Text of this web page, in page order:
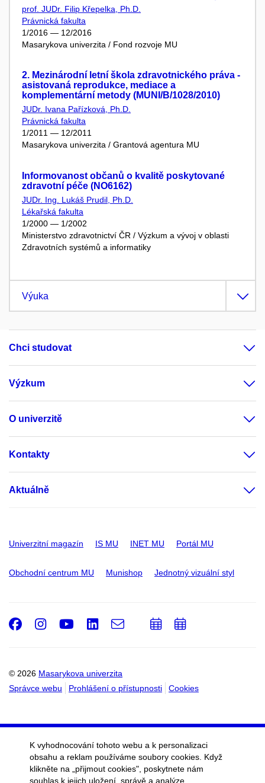
prof. JUDr. Filip Křepelka, Ph.D.
Právnická fakulta
1/2016 — 12/2016
Masarykova univerzita / Fond rozvoje MU
2. Mezinárodní letní škola zdravotnického práva -
asistovaná reprodukce, mediace a
komplementární metody (MUNI/B/1028/2010)
JUDr. Ivana Pařízková, Ph.D.
Právnická fakulta
1/2011 — 12/2011
Masarykova univerzita / Grantová agentura MU
Informovanost občanů o kvalitě poskytované
zdravotní péče (NO6162)
JUDr. Ing. Lukáš Prudil, Ph.D.
Lékařská fakulta
1/2000 — 1/2002
Ministerstvo zdravotnictví ČR / Výzkum a vývoj v oblasti
Zdravotních systémů a informatiky
Výuka
Chci studovat
Výzkum
O univerzitě
Kontakty
Aktuálně
Univerzitní magazín IS MU INET MU Portál MU
Obchodní centrum MU Munishop Jednotný vizuální styl
© 2026 Masarykova univerzita
Správce webu
Prohlášení o přístupnosti Cookies
Facebook
Instagram
Youtube
LinkedIn
e-
PřidatPřidat
K vyhodnocování tohoto webu a k personalizaci
obsahu a reklam používáme soubory cookies. Když
klikněte na „přijmout cookies", poskytnete nám
souhlas k jejich uložení, správě a analýze.